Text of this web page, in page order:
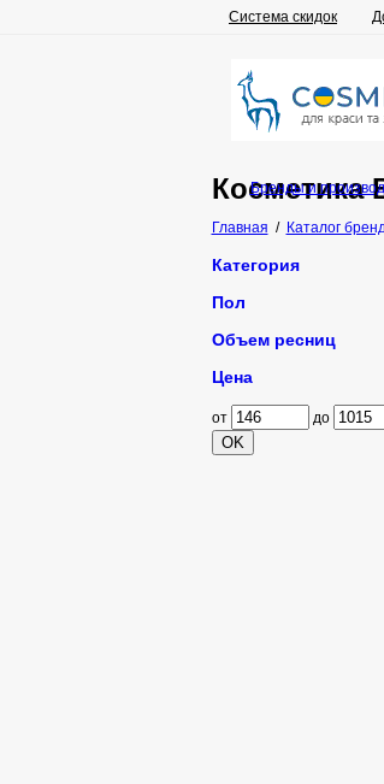
Система скидок
Косметика
Главная / Каталог
Бренды и
Категория
Пол
Объем ресниц
Цена
от до
OK